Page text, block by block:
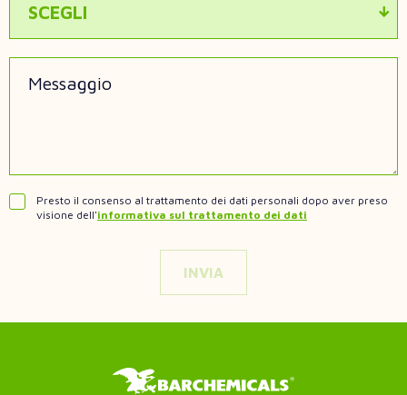
SCEGLI
Presto il consenso al trattamento dei dati personali dopo aver preso
visione dell'informativa sul trattamento dei dati